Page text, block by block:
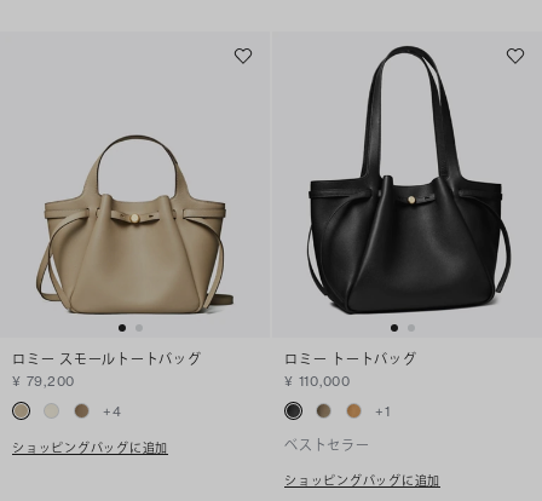
ロミー スモールトートバッグ
¥ 79,200
+4
ショッピングバッグに追加
ロミー トートバッグ
¥ 110,000
+1
ベストセラー
ショッピングバッグに追加